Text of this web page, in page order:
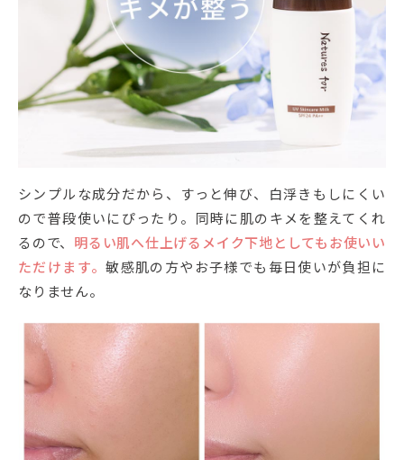
シンプルな成分だから、すっと伸び、白浮きもしにくい
ので普段使いにぴったり。同時に肌のキメを整えてくれ
るので、 明るい肌へ仕上げるメイク下地としてもお使いい
ただけます。敏感肌の方やお子様でも毎日使いが負担に
なりません。